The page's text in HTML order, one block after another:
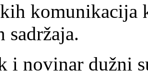
komunikacija
sadržaja.
i novinar dužni